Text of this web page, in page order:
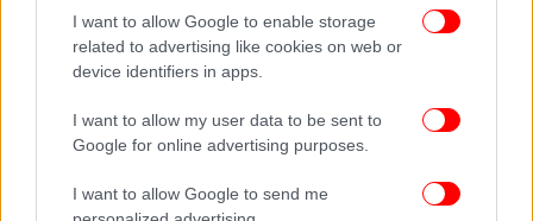
I want to allow Google to enable storage
related to advertising like cookies on web or
device identifiers in apps.
I want to allow my user data to be sent to
Google for online advertising purposes.
I want to allow Google to send me